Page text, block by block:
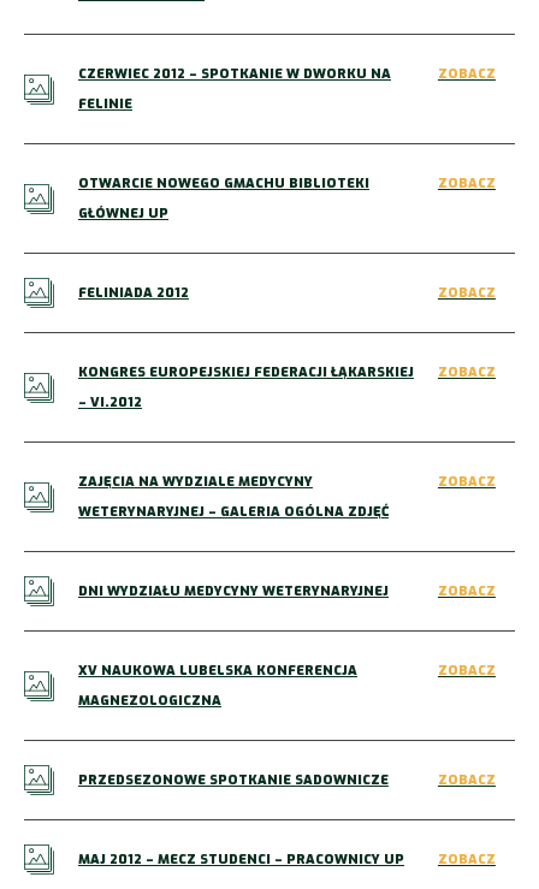
CZERWIEC 2012 – SPOTKANIE W DWORKU NA
FELINIE
ZOBACZ
OTWARCIE NOWEGO GMACHU BIBLIOTEKI
GŁÓWNEJ UP
ZOBACZ
FELINIADA 2012 ZOBACZ
KONGRES EUROPEJSKIEJ FEDERACJI ŁĄKARSKIEJ
– VI.2012
ZOBACZ
ZAJĘCIA NA WYDZIALE MEDYCYNY
WETERYNARYJNEJ – GALERIA OGÓLNA ZDJĘĆ
ZOBACZ
DNI WYDZIAŁU MEDYCYNY WETERYNARYJNEJ ZOBACZ
XV NAUKOWA LUBELSKA KONFERENCJA
MAGNEZOLOGICZNA
ZOBACZ
PRZEDSEZONOWE SPOTKANIE SADOWNICZE ZOBACZ
MAJ 2012 – MECZ STUDENCI – PRACOWNICY UP ZOBACZ